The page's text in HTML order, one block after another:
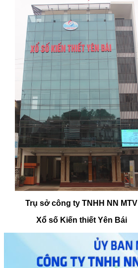
Trụ sở công ty TNHH NN MTV
Xổ số Kiến thiết Yên Bái